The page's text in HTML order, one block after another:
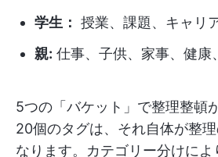
学生： 授業、課題、キャリ
親: 仕事、子供、家事、健康
5つの「バケット」で整理整頓
20個のタグは、それ自体が整
なります。カテゴリー分けに